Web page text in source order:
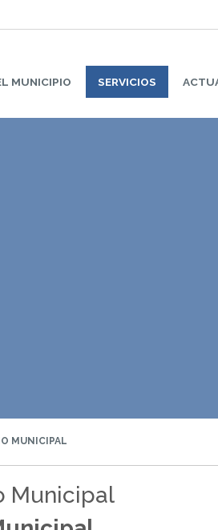
MUNICIPIO SERVICIOS
MUNICIPAL
Municipal